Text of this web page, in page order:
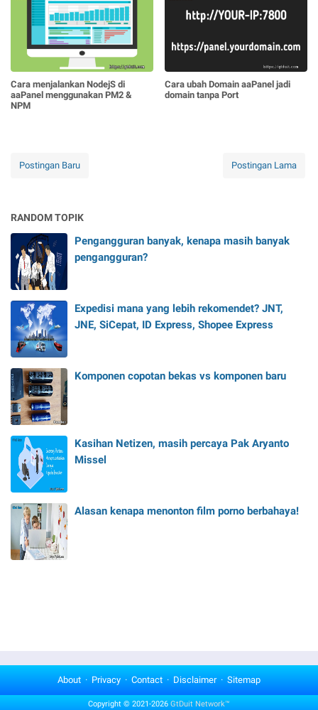
Cara menjalankan NodejS di
aaPanel menggunakan PM2 &
NPM
Cara ubah Domain aaPanel jadi
domain tanpa Port
Postingan Baru Postingan Lama
RANDOM TOPIK
Pengangguran banyak, kenapa masih banyak
pengangguran?
Expedisi mana yang lebih rekomendet? JNT,
JNE, SiCepat, ID Express, Shopee Express
Komponen copotan bekas vs komponen baru
Kasihan Netizen, masih percaya Pak Aryanto
Missel
Alasan kenapa menonton film porno berbahaya!
About Privacy Contact Disclaimer Sitemap
Copyright © 2021-2026 GtDuit Network™